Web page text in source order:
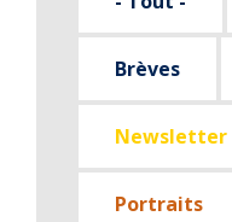
Brèves
Newsletter
Portraits